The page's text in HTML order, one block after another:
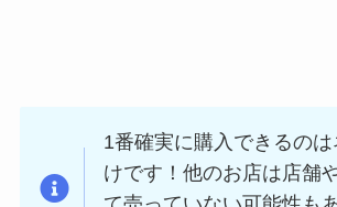
1番確実に購入できるの
けです！他のお店は店舗